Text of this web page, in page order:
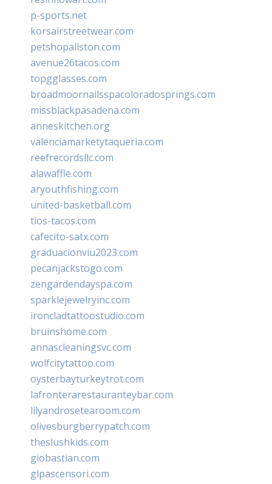
p-sports.net
korsairstreetwear.com
petshopallston.com
avenue26tacos.com
topgglasses.com
broadmoornailsspacoloradosprings.com
missblackpasadena.com
anneskitchen.org
valenciamarketytaqueria.com
reefrecordsllc.com
alawaffle.com
aryouthfishing.com
united-basketball.com
tios-tacos.com
cafecito-satx.com
graduacionviu2023.com
pecanjackstogo.com
zengardendayspa.com
sparklejewelryinc.com
ironcladtattoostudio.com
bruinshome.com
annascleaningsvc.com
wolfcitytattoo.com
oysterbayturkeytrot.com
lafronterarestauranteybar.com
lilyandrosetearoom.com
olivesburgberrypatch.com
theslushkids.com
giobastian.com
glpascensori.com